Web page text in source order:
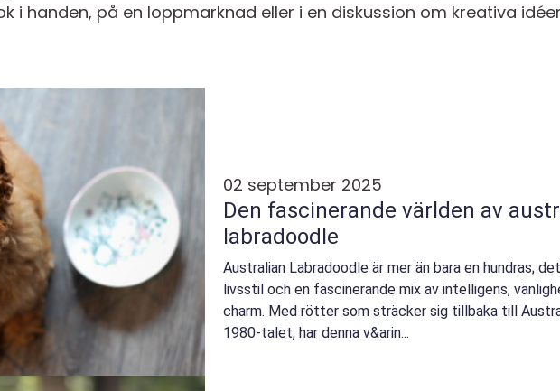
i handen, på en loppmarknad eller i en diskussion om kreativa
02 september 2025
Den fascinerande världen av
labradoodle
Australian Labradoodle är mer än bara en hundras;
livsstil och en fascinerande mix av intelligens,
charm. Med rötter som sträcker sig tillbaka till
1980-talet, har denna v&arin...